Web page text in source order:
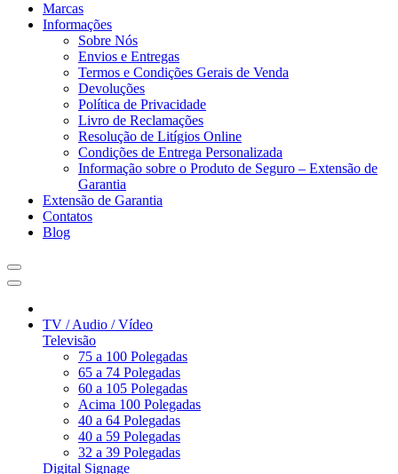
Marcas
Informações
Sobre Nós
Envios e Entregas
Termos e Condições Gerais de Venda
Devoluções
Política de Privacidade
Livro de Reclamações
Resolução de Litígios Online
Condições de Entrega Personalizada
Informação sobre o Produto de Seguro – Extensão de
Garantia
Extensão de Garantia
Contatos
Blog
TV / Audio / Vídeo
Televisão
75 a 100 Polegadas
65 a 74 Polegadas
60 a 105 Polegadas
Acima 100 Polegadas
40 a 64 Polegadas
40 a 59 Polegadas
32 a 39 Polegadas
Digital Signage